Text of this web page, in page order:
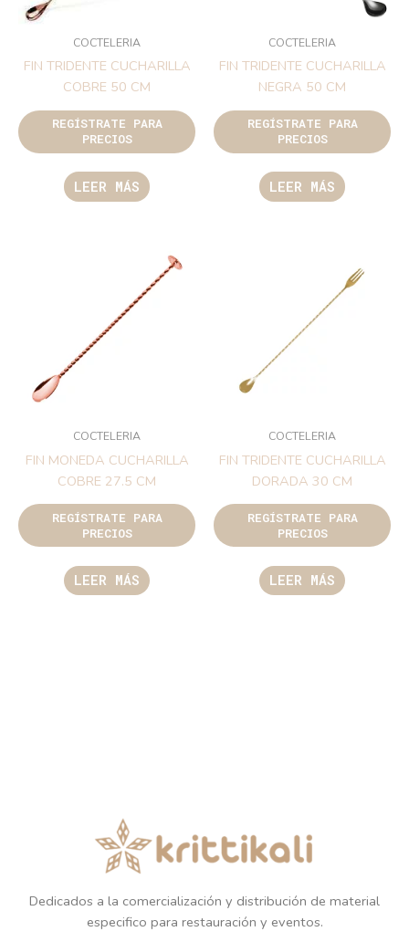
COCTELERIA
FIN TRIDENTE CUCHARILLA
COBRE 50 CM
REGÍSTRATE PARA
PRECIOS
LEER MÁS
COCTELERIA
FIN TRIDENTE CUCHARILLA
NEGRA 50 CM
REGÍSTRATE PARA
PRECIOS
LEER MÁS
COCTELERIA
FIN MONEDA CUCHARILLA
COBRE 27.5 CM
REGÍSTRATE PARA
PRECIOS
LEER MÁS
COCTELERIA
FIN TRIDENTE CUCHARILLA
DORADA 30 CM
REGÍSTRATE PARA
PRECIOS
LEER MÁS
Dedicados a la comercialización y distribución de material
especifico para restauración y eventos.